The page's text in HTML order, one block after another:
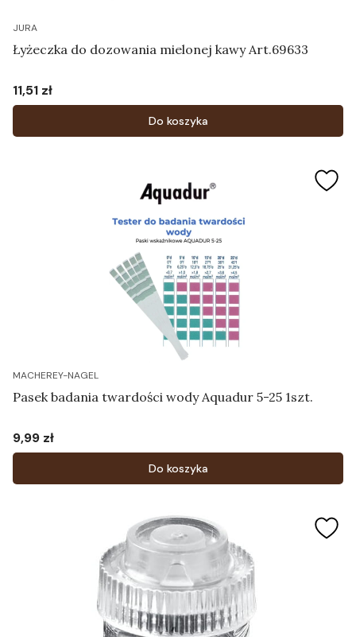
JURA
Łyżeczka do dozowania mielonej kawy Art.69633
Cena
11,51 zł
Do koszyka
MACHEREY-NAGEL
Pasek badania twardości wody Aquadur 5-25 1szt.
Cena
9,99 zł
Do koszyka